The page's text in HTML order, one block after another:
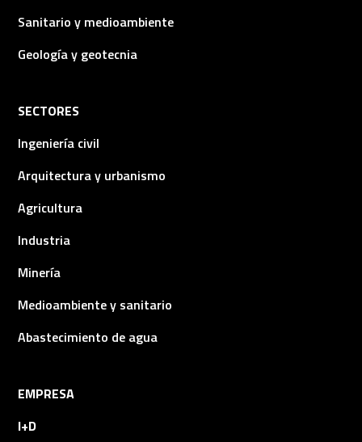
Sanitario y medioambiente
Geología y geotecnia
SECTORES
Ingeniería civil
Arquitectura y urbanismo
Agricultura
Industria
Minería
Medioambiente y sanitario
Abastecimiento de agua
EMPRESA
I+D